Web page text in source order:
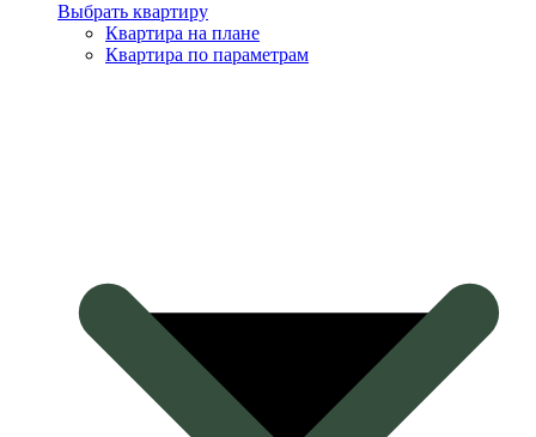
Выбрать квартиру
Квартира на плане
Квартира по параметрам